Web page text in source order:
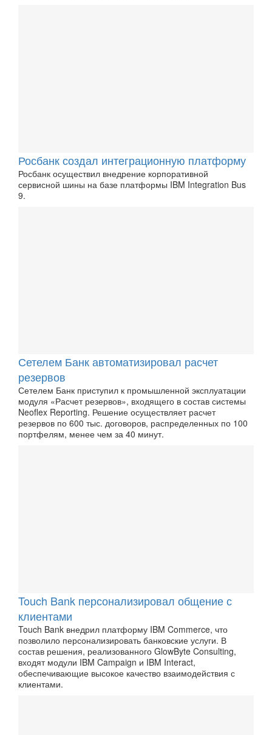
Росбанк создал интеграционную платформу
Росбанк осуществил внедрение корпоративной
сервисной шины на базе платформы IBM Integration Bus
9.
Сетелем Банк автоматизировал расчет
резервов
Сетелем Банк приступил к промышленной эксплуатации
модуля «Расчет резервов», входящего в состав системы
Neoflex Reporting. Решение осуществляет расчет
резервов по 600 тыс. договоров, распределенных по 100
портфелям, менее чем за 40 минут.
Touch Bank персонализировал общение с
клиентами
Touch Bank внедрил платформу IBM Commerce, что
позволило персонализировать банковские услуги. В
состав решения, реализованного GlowByte Consulting,
входят модули IBM Campaign и IBM Interact,
обеспечивающие высокое качество взаимодействия с
клиентами.